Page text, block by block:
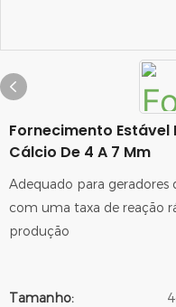
Fornecimento Estável
Cálcio De 4 A 7 Mm
Adequado para geradores
com uma taxa de reação
produção
Tamanho: